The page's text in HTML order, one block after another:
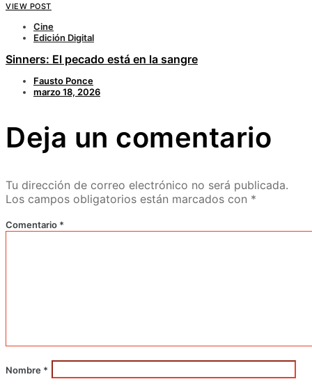
VIEW POST
Cine
Edición Digital
Sinners: El pecado está en la sangre
Fausto Ponce
marzo 18, 2026
Deja un comentario
Tu dirección de correo electrónico no será publicada.
Los campos obligatorios están marcados con *
Comentario *
Nombre *